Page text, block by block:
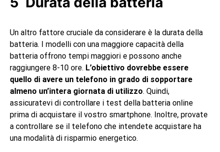
Un altro fattore cruciale da considerare è la durata della
batteria. I modelli con una maggiore capacità della
batteria offrono tempi maggiori e possono anche
raggiungere 8-10 ore. L’obiettivo dovrebbe essere
quello di avere un telefono in grado di sopportare
almeno un’intera giornata di utilizzo. Quindi,
assicuratevi di controllare i test della batteria online
prima di acquistare il vostro smartphone. Inoltre, provate
a controllare se il telefono che intendete acquistare ha
una modalità di risparmio energetico.